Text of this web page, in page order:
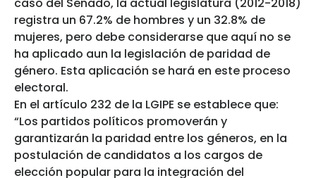
caso del Senado, la actual legislatura (2012-2018)
registra un 67.2% de hombres y un 32.8% de
mujeres, pero debe considerarse que aquí no se
ha aplicado aun la legislación de paridad de
género. Esta aplicación se hará en este proceso
electoral.
En el artículo 232 de la LGIPE se establece que:
“Los partidos políticos promoverán y
garantizarán la paridad entre los géneros, en la
postulación de candidatos a los cargos de
elección popular para la integración del